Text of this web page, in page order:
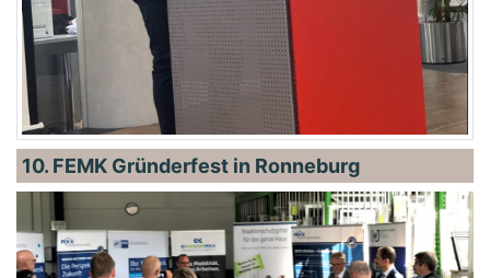
10. FEMK Gründerfest in Ronneburg